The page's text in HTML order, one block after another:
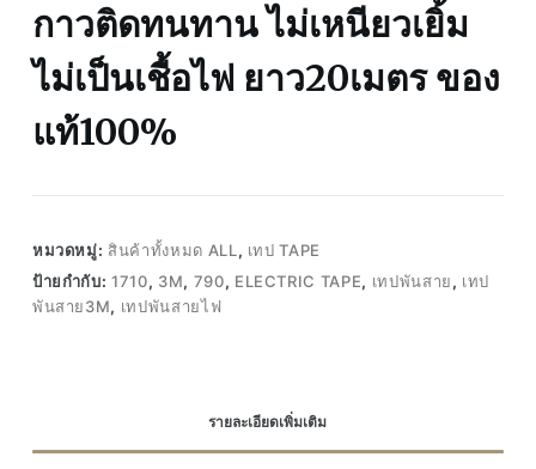
กาวติดทนทาน ไม่เหนียวเยิ้ม
ไม่เป็นเชื้อไฟ ยาว20เมตร ของ
แท้100%
หมวดหมู่: สินค้าทั้งหมด ALL, เทป TAPE
ป้ายกำกับ:1710, 3M, 790, ELECTRIC TAPE, เทปพันสาย, เทป
พันสาย3M, เทปพันสายไฟ
รายละเอียดเพิ่มเติม